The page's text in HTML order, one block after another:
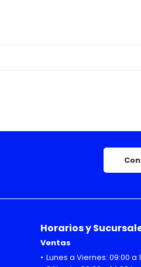
Horarios y
Ventas
Lunes a Viernes: 09:00 a